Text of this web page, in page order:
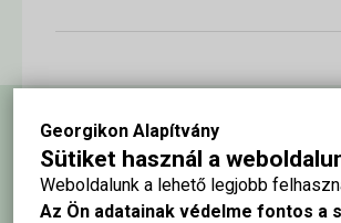
Georgikon Alapítvány
Sütiket használ a
Weboldalunk a lehető legjobb
Az Ön adatainak védelme fontos a
Hírlevél feliratkozás